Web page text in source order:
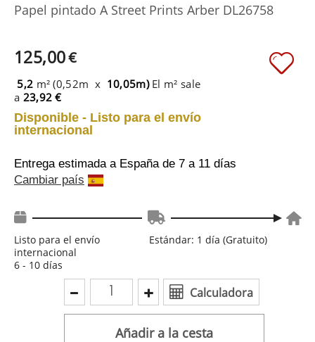
Papel pintado A Street Prints Arber DL26758
125,00€
5,2 m² (0,52m x 10,05m) El m² sale
a 23,92 €
Disponible - Listo para el envío
internacional
Entrega estimada a España de 7 a 11 días
Cambiar país
Listo para el envío
internacional
6 - 10 días
Estándar: 1 día (Gratuito)
Calculadora
Añadir a la cesta